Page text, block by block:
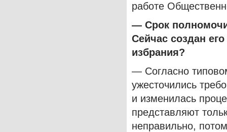
работе
— Срок
Сейчас создан
избрания?
— Согласно
ужесточились
и изменилась
представляют
неправильно,